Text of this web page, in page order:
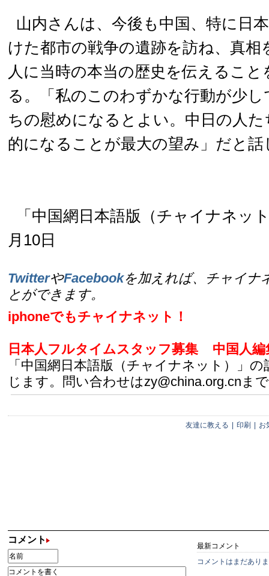
山内さんは、今後も中国、特に日
けた都市の戦争の遺跡を訪ね、真相
人に当時の本当の歴史を伝えるこ
る。「私のこのわずかな行動が少
ちの慰めになるとよい。中日の人
的になることが最大の望み」だと話
「中国網日本語版（チャイナネッ
月10日
TwitterやFacebookを加えれば、チャイナ
とができます。
iphoneでもチャイナネット！
日本人フルタイムスタッフ募集
中国人
「中国網日本語版（チャイナネット）」
じます。問い合わせはzy@china.org.cnまで
友達に教える 印刷 お
コメント
最新コメント
コメントはまだあり